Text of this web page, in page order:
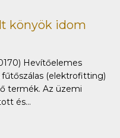
könyök idom
Hevítőelemes
(elektrofitting)
termék. Az üzemi
és...